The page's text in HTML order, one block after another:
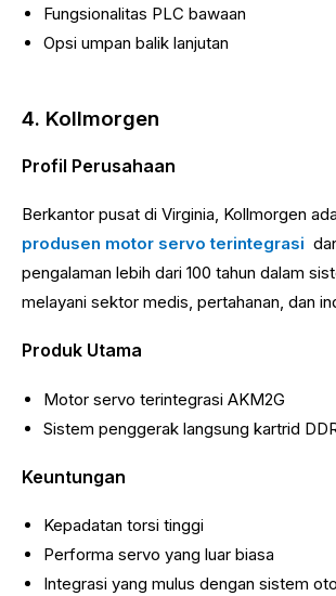
Fungsionalitas PLC bawaan
Opsi umpan balik lanjutan
4. Kollmorgen
Profil Perusahaan
Berkantor pusat di Virginia, Kollmorgen
produsen motor servo terintegrasi
pengalaman lebih dari 100 tahun dalam
melayani sektor medis, pertahanan, dan
Produk Utama
Motor servo terintegrasi AKM2G
Sistem penggerak langsung kartrid
Keuntungan
Kepadatan torsi tinggi
Performa servo yang luar biasa
Integrasi yang mulus dengan sistem